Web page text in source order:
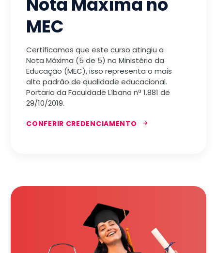
MEC
Certificamos que este curso atingiu a
Nota Máxima (5 de 5) no Ministério da
Educação (MEC), isso representa o mais
alto padrão de qualidade educacional.
Portaria da Faculdade Líbano nª 1.881 de
29/10/2019.
CONFERIR CREDENCIAMENTO